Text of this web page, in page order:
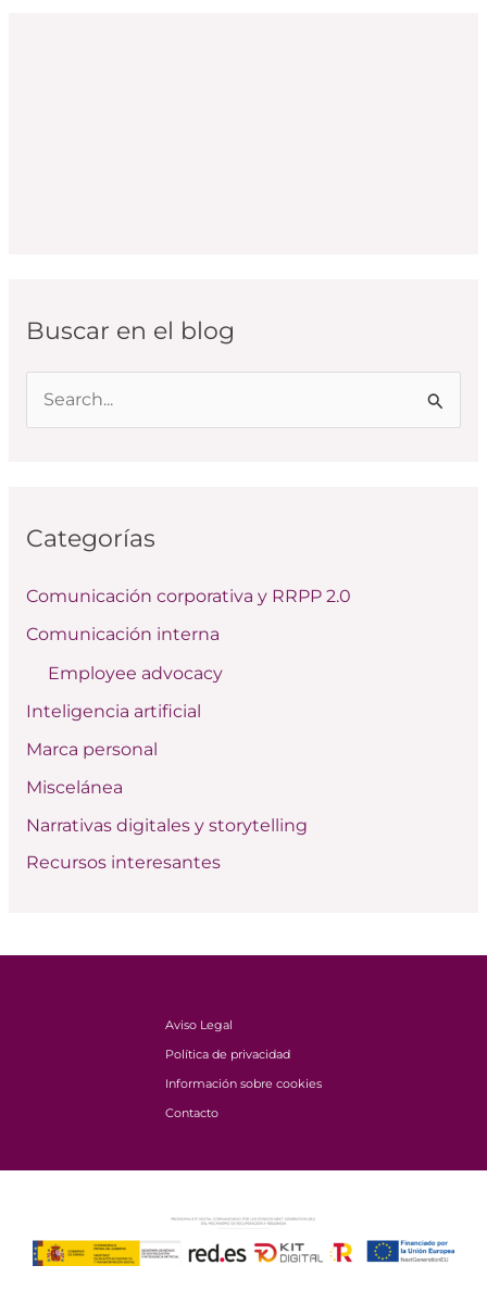
Buscar en el blog
a
p
o
:
Categorías
Comunicación corporativa y RRPP 2.0
Comunicación interna
Employee advocacy
Inteligencia artificial
Marca personal
Miscelánea
Narrativas digitales y storytelling
Recursos interesantes
Aviso Legal
Política de privacidad
Información sobre cookies
Contacto